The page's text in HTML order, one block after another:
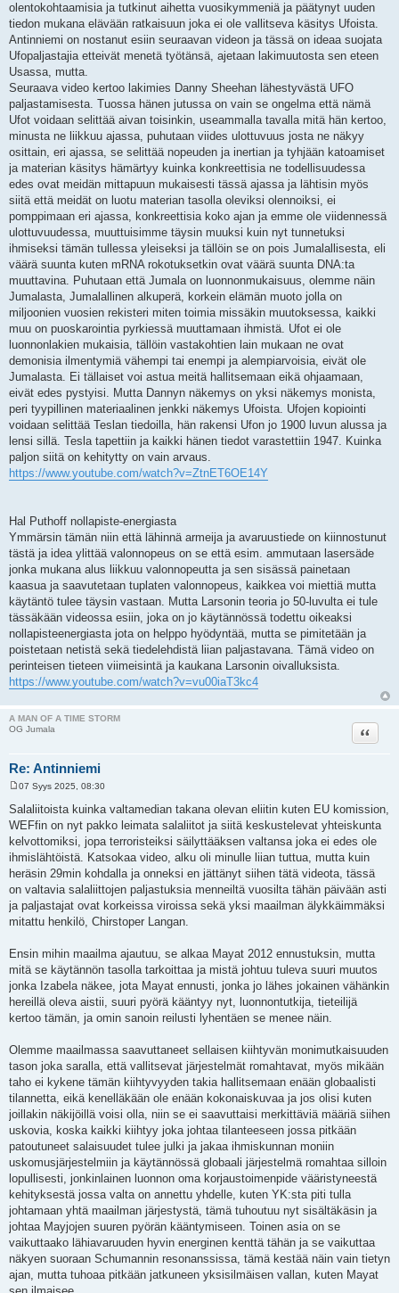
olentokohtaamisia ja tutkinut aihetta vuosikymmeniä ja päätynyt uuden
tiedon mukana elävään ratkaisuun joka ei ole vallitseva käsitys Ufoista.
Antinniemi on nostanut esiin seuraavan videon ja tässä on ideaa suojata
Ufopaljastajia etteivät menetä työtänsä, ajetaan lakimuutosta sen eteen
Usassa, mutta.
Seuraava video kertoo lakimies Danny Sheehan lähestyvästä UFO
paljastamisesta. Tuossa hänen jutussa on vain se ongelma että nämä
Ufot voidaan selittää aivan toisinkin, useammalla tavalla mitä hän kertoo,
minusta ne liikkuu ajassa, puhutaan viides ulottuvuus josta ne näkyy
osittain, eri ajassa, se selittää nopeuden ja inertian ja tyhjään katoamiset
ja materian käsitys hämärtyy kuinka konkreettisia ne todellisuudessa
edes ovat meidän mittapuun mukaisesti tässä ajassa ja lähtisin myös
siitä että meidät on luotu materian tasolla oleviksi olennoiksi, ei
pomppimaan eri ajassa, konkreettisia koko ajan ja emme ole viidennessä
ulottuvuudessa, muuttuisimme täysin muuksi kuin nyt tunnetuksi
ihmiseksi tämän tullessa yleiseksi ja tällöin se on pois Jumalallisesta, eli
väärä suunta kuten mRNA rokotuksetkin ovat väärä suunta DNA:ta
muuttavina. Puhutaan että Jumala on luonnonmukaisuus, olemme näin
Jumalasta, Jumalallinen alkuperä, korkein elämän muoto jolla on
miljoonien vuosien rekisteri miten toimia missäkin muutoksessa, kaikki
muu on puoskarointia pyrkiessä muuttamaan ihmistä. Ufot ei ole
luonnonlakien mukaisia, tällöin vastakohtien lain mukaan ne ovat
demonisia ilmentymiä vähempi tai enempi ja alempiarvoisia, eivät ole
Jumalasta. Ei tällaiset voi astua meitä hallitsemaan eikä ohjaamaan,
eivät edes pystyisi. Mutta Dannyn näkemys on yksi näkemys monista,
peri tyypillinen materiaalinen jenkki näkemys Ufoista. Ufojen kopiointi
voidaan selittää Teslan tiedoilla, hän rakensi Ufon jo 1900 luvun alussa ja
lensi sillä. Tesla tapettiin ja kaikki hänen tiedot varastettiin 1947. Kuinka
paljon siitä on kehitytty on vain arvaus.
https://www.youtube.com/watch?v=ZtnET6OE14Y
Hal Puthoff nollapiste-energiasta
Ymmärsin tämän niin että lähinnä armeija ja avaruustiede on kiinnostunut
tästä ja idea ylittää valonnopeus on se että esim. ammutaan lasersäde
jonka mukana alus liikkuu valonnopeutta ja sen sisässä painetaan
kaasua ja saavutetaan tuplaten valonnopeus, kaikkea voi miettiä mutta
käytäntö tulee täysin vastaan. Mutta Larsonin teoria jo 50-luvulta ei tule
tässäkään videossa esiin, joka on jo käytännössä todettu oikeaksi
nollapisteenergiasta jota on helppo hyödyntää, mutta se pimitetään ja
poistetaan netistä sekä tiedelehdistä liian paljastavana. Tämä video on
perinteisen tieteen viimeisintä ja kaukana Larsonin oivalluksista.
https://www.youtube.com/watch?v=vu00iaT3kc4
A MAN OF A TIME STORM
OG Jumala
Re: Antinniemi
Lainaa
e
s
i
07 Syys 2025, 08:30
Salaliitoista kuinka valtamedian takana olevan eliitin kuten EU komission,
WEFfin on nyt pakko leimata salaliitot ja siitä keskustelevat yhteiskunta
kelvottomiksi, jopa terroristeiksi säilyttääksen valtansa joka ei edes ole
ihmislähtöistä. Katsokaa video, alku oli minulle liian tuttua, mutta kuin
heräsin 29min kohdalla ja onneksi en jättänyt siihen tätä videota, tässä
on valtavia salaliittojen paljastuksia menneiltä vuosilta tähän päivään asti
ja paljastajat ovat korkeissa viroissa sekä yksi maailman älykkäimmäksi
mitattu henkilö, Chirstoper Langan.
Ensin mihin maailma ajautuu, se alkaa Mayat 2012 ennustuksin, mutta
mitä se käytännön tasolla tarkoittaa ja mistä johtuu tuleva suuri muutos
jonka Izabela näkee, jota Mayat ennusti, jonka jo lähes jokainen vähänkin
hereillä oleva aistii, suuri pyörä kääntyy nyt, luonnontutkija, tieteilijä
kertoo tämän, ja omin sanoin reilusti lyhentäen se menee näin.
Olemme maailmassa saavuttaneet sellaisen kiihtyvän monimutkaisuuden
tason joka saralla, että vallitsevat järjestelmät romahtavat, myös mikään
taho ei kykene tämän kiihtyvyyden takia hallitsemaan enään globaalisti
tilannetta, eikä kenelläkään ole enään kokonaiskuvaa ja jos olisi kuten
joillakin näkijöillä voisi olla, niin se ei saavuttaisi merkittäviä määriä siihen
uskovia, koska kaikki kiihtyy joka johtaa tilanteeseen jossa pitkään
patoutuneet salaisuudet tulee julki ja jakaa ihmiskunnan moniin
uskomusjärjestelmiin ja käytännössä globaali järjestelmä romahtaa silloin
lopullisesti, jonkinlainen luonnon oma korjaustoimenpide vääristyneestä
kehityksestä jossa valta on annettu yhdelle, kuten YK:sta piti tulla
johtamaan yhtä maailman järjestystä, tämä tuhoutuu nyt sisältäkäsin ja
johtaa Mayjojen suuren pyörän kääntymiseen. Toinen asia on se
vaikuttaako lähiavaruuden hyvin energinen kenttä tähän ja se vaikuttaa
näkyen suoraan Schumannin resonanssissa, tämä kestää näin vain tietyn
ajan, mutta tuhoaa pitkään jatkuneen yksisilmäisen vallan, kuten Mayat